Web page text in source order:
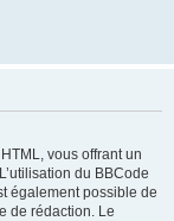
vous offrant un
du BBCode
également possible de
de rédaction. Le